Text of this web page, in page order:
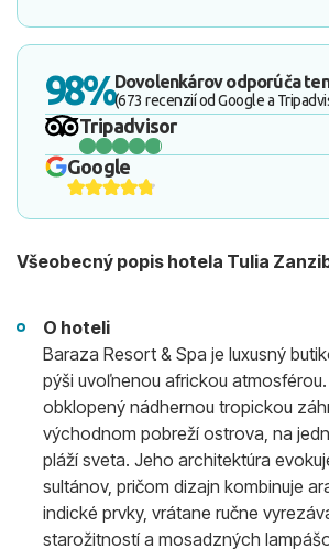
98%Dovolenkárov odporúča
(673 recenzií od Google a
Tripadvisor
Google
Všeobecný popis hotela Tulia
O hoteli
Baraza Resort & Spa je luxusný
pýši uvoľnenou africkou
obklopený nádhernou tropickou
východnom pobreží ostrova, na
pláží sveta. Jeho architektúra
sultánov, pričom dizajn kombinuje
indické prvky, vrátane ručne
starožitností a mosadzných